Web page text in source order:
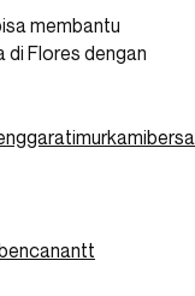
membantu
di Flores dengan